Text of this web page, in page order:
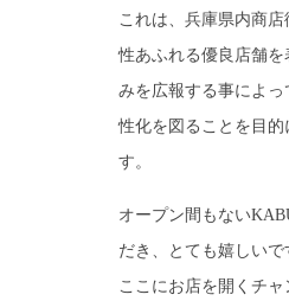
これは、兵庫県内商
性あふれる優良店舗を
みを広報する事によ
性化を図ることを目
す。
オープン間もない
だき、とても嬉しいで
ここにお店を開くチ